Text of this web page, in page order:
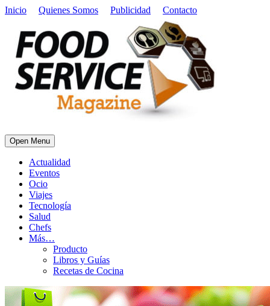
Inicio Quienes Somos Publicidad Contacto
Open Menu
Actualidad
Eventos
Ocio
Viajes
Tecnología
Salud
Chefs
Más…
Producto
Libros y Guías
Recetas de Cocina